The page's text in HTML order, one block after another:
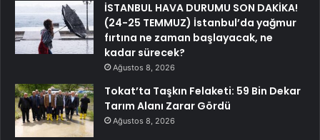
İSTANBUL HAVA DURUMU SON DAKİKA!
(24-25 TEMMUZ) İstanbul’da yağmur
fırtına ne zaman başlayacak, ne
kadar sürecek?
Ağustos 8, 2026
Tokat’ta Taşkın Felaketi: 59 Bin Dekar
Tarım Alanı Zarar Gördü
Ağustos 8, 2026